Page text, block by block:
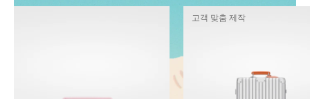
IS
IS
고객 맞춤 제작